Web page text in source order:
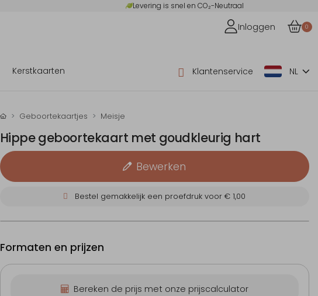
Levering is snel en CO₂-Neutraal
Inloggen 0
Kerstkaarten Klantenservice NL
Geboortekaartjes Meisje
Hippe geboortekaart met goudkleurig hart
Bewerken
Bestel gemakkelijk een proefdruk voor€ 1,00
Formaten en prijzen
Bereken de prijs met onze prijscalculator